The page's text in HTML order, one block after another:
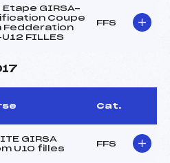
Etape GIRSA-
Coupe
Fedderation
FILLES
FFS
Cat.
GIRSA
U10 filles
FFS